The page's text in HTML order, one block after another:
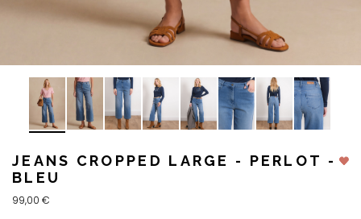
JEANS CROPPED LARGE - PERLOT -
BLEU
99,00 €